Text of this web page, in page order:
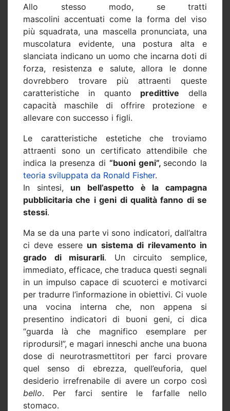
Allo stesso modo, se tratti
mascolini accentuati come la forma del viso
più squadrata, una mascella pronunciata, una
muscolatura evidente, una postura alta e
slanciata indicano un uomo che incarna doti di
forza, resistenza e salute, allora le donne
dovrebbero trovare più attraenti queste
caratteristiche in quanto predittive della
capacità maschile di offrire protezione e
allevare con successo i figli.
Le caratteristiche estetiche che troviamo
attraenti sono un certificato attendibile che
indica la presenza di “buoni geni”, secondo la
teoria sviluppata da Ronald Fisher.
In sintesi, un bell’aspetto è la campagna
pubblicitaria che i geni di qualità fanno di se
stessi.
Ma se da una parte vi sono indicatori, dall’altra
ci deve essere un sistema di rilevamento in
grado di misurarli. Un circuito semplice,
immediato, efficace, che traduca questi segnali
in un impulso capace di scuoterci e motivarci
per tradurre l’informazione in obiettivi. Ci vuole
una vocina interna che, non appena si
presentino indicatori di buoni geni, ci dica
“guarda là che magnifico esemplare per
riprodursi!”, e magari inneschi anche una buona
dose di neurotrasmettitori per farci provare
quel senso di ebrezza, quell’euforia, quel
desiderio irrefrenabile di avere un corpo così
bello. Per farci sentire le farfalle nello
stomaco.